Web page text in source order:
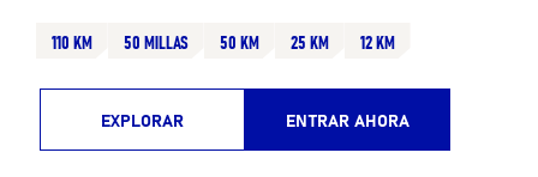
110 KM
50 MILLAS 50 KM 25 KM 12 KM
EXPLORAR ENTRAR AHORA